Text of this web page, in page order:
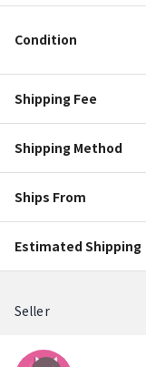
Condition
Shipping Fee
Shipping Method
Ships From
Estimated Shipping
Seller